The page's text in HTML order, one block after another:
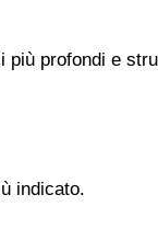
più profondi e
indicato.